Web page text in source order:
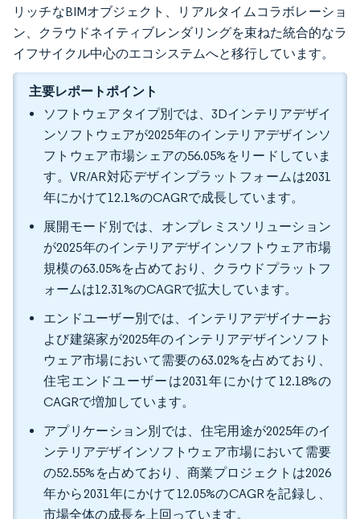
リッチなBIMオブジェクト、リアルタイムコラボレーショ
ン、クラウドネイティブレンダリングを束ねた統合的なラ
イフサイクル中心のエコシステムへと移行しています。
主要レポートポイント
ソフトウェアタイプ別では、3Dインテリアデザイ
ンソフトウェアが2025年のインテリアデザインソ
フトウェア市場シェアの56.05%をリードしていま
す。VR/AR対応デザインプラットフォームは2031
年にかけて12.1%のCAGRで成長しています。
展開モード別では、オンプレミスソリューション
が2025年のインテリアデザインソフトウェア市場
規模の63.05%を占めており、クラウドプラットフ
ォームは12.31%のCAGRで拡大しています。
エンドユーザー別では、インテリアデザイナーお
よび建築家が2025年のインテリアデザインソフト
ウェア市場において需要の63.02%を占めており、
住宅エンドユーザーは2031年にかけて12.18%の
CAGRで増加しています。
アプリケーション別では、住宅用途が2025年のイ
ンテリアデザインソフトウェア市場において需要
の52.55%を占めており、商業プロジェクトは2026
年から2031年にかけて12.05%のCAGRを記録し、
市場全体の成長を上回っています。